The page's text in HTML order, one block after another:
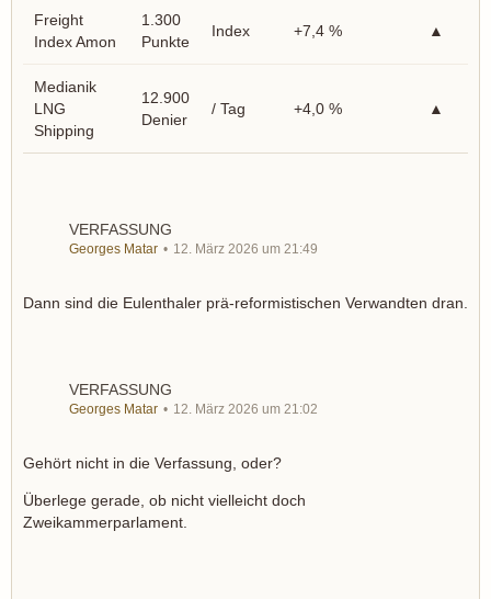
Freight
Index Amon
1.300
Punkte
Index +7,4 % ▲
Medianik
LNG
Shipping
12.900
Denier
/ Tag +4,0 % ▲
VERFASSUNG
Georges Matar 12. März 2026 um 21:49
Dann sind die Eulenthaler prä-reformistischen Verwandten dran.
VERFASSUNG
Georges Matar 12. März 2026 um 21:02
Gehört nicht in die Verfassung, oder?
Überlege gerade, ob nicht vielleicht doch
Zweikammerparlament.